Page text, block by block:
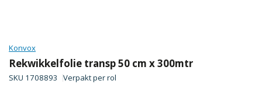
Konvox
Rekwikkelfolie transp 50 cm x 300mtr
SKU 1708893 Verpakt perrol